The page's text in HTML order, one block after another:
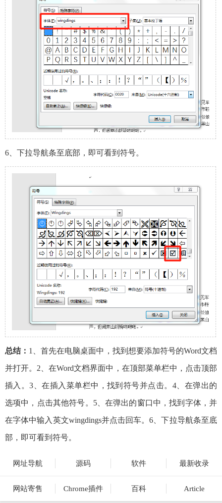
6、下拉导航条至底部，即可看到符号。
总结： 1、首先在电脑桌面中，找到想要添加符号的Word文档
并打开。2、在Word文档界面中，在顶部菜单栏中，点击顶部
插入。3、在插入菜单栏中，找到符号并点击。4、在弹出的
选项中，点击其他符号。5、在弹出的窗口中，找到字体，并
在字体中输入英文wingdings并点击回车。6、下拉导航条至底
部，即可看到符号。
网址导航 源码 软件 最新收录
网站寄售 Chrome插件 百科 Article